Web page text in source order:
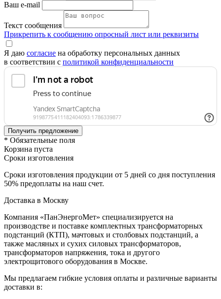
Ваш e-mail
Текст сообщения
Прикрепить к сообщению опросный лист или реквизиты
Я даю согласие на обработку персональных данных
в соответствии с политикой конфиденциальности
* Обязательные поля
Корзина пуста
Сроки изготовления
Сроки изготовления продукции от 5 дней со дня поступления
50% предоплаты на наш счет.
Доставка в Москву
Компания «ПанЭнергоМет» специализируется на
производстве и поставке комплектных трансформаторных
подстанций (КТП), мачтовых и столбовых подстанций, а
также масляных и сухих силовых трансформаторов,
трансформаторов напряжения, тока и другого
электрощитового оборудования в Москве.
Мы предлагаем гибкие условия оплаты и различные варианты
доставки в: